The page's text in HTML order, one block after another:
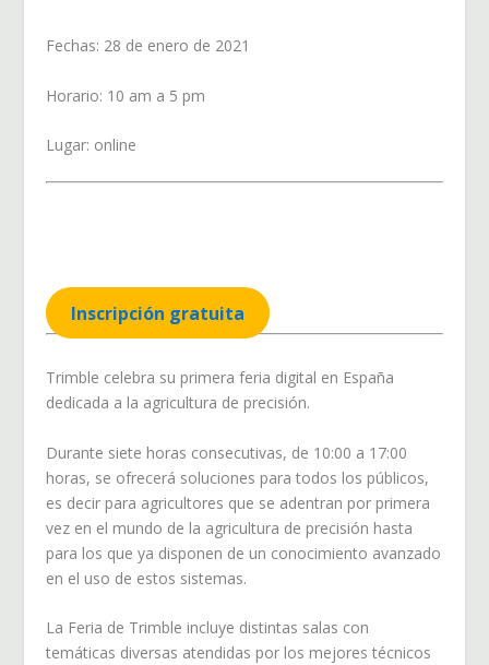
Fechas: 28 de enero de 2021
Horario: 10 am a 5 pm
Lugar: online
Inscripción gratuita
Trimble celebra su primera feria digital en España
dedicada a la agricultura de precisión.
Durante siete horas consecutivas, de 10:00 a 17:00
horas, se ofrecerá soluciones para todos los públicos,
es decir para agricultores que se adentran por primera
vez en el mundo de la agricultura de precisión hasta
para los que ya disponen de un conocimiento avanzado
en el uso de estos sistemas.
La Feria de Trimble incluye distintas salas con
temáticas diversas atendidas por los mejores técnicos